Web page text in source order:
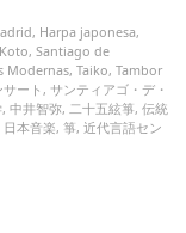
, Harpa japonesa,
Koto,Santiago de
Modernas,Taiko,Tambor
サート , サンティアゴ・デ・
,中井智弥, 二十五絃箏,伝統
日本音楽,箏,近代言語セン